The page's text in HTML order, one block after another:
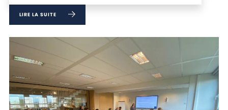
LIRE LA SUITE